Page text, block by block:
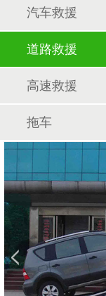
汽车救援
道路救援
高速救援
拖车